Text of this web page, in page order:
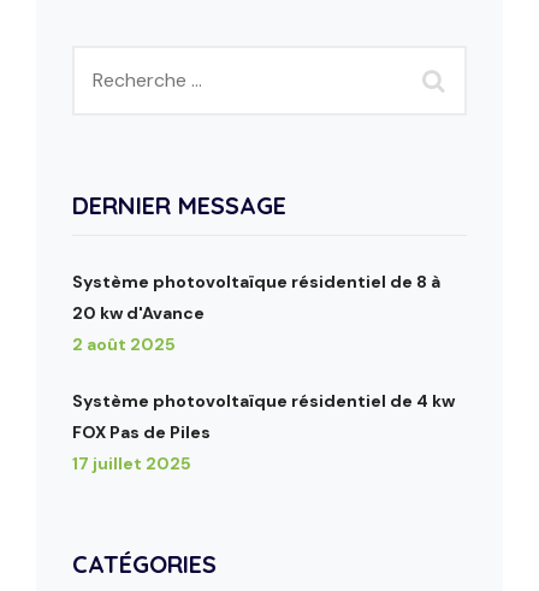
DERNIER MESSAGE
Système photovoltaïque résidentiel de 8 à
20 kw d'Avance
2 août 2025
Système photovoltaïque résidentiel de 4 kw
FOX Pas de Piles
17 juillet 2025
CATÉGORIES